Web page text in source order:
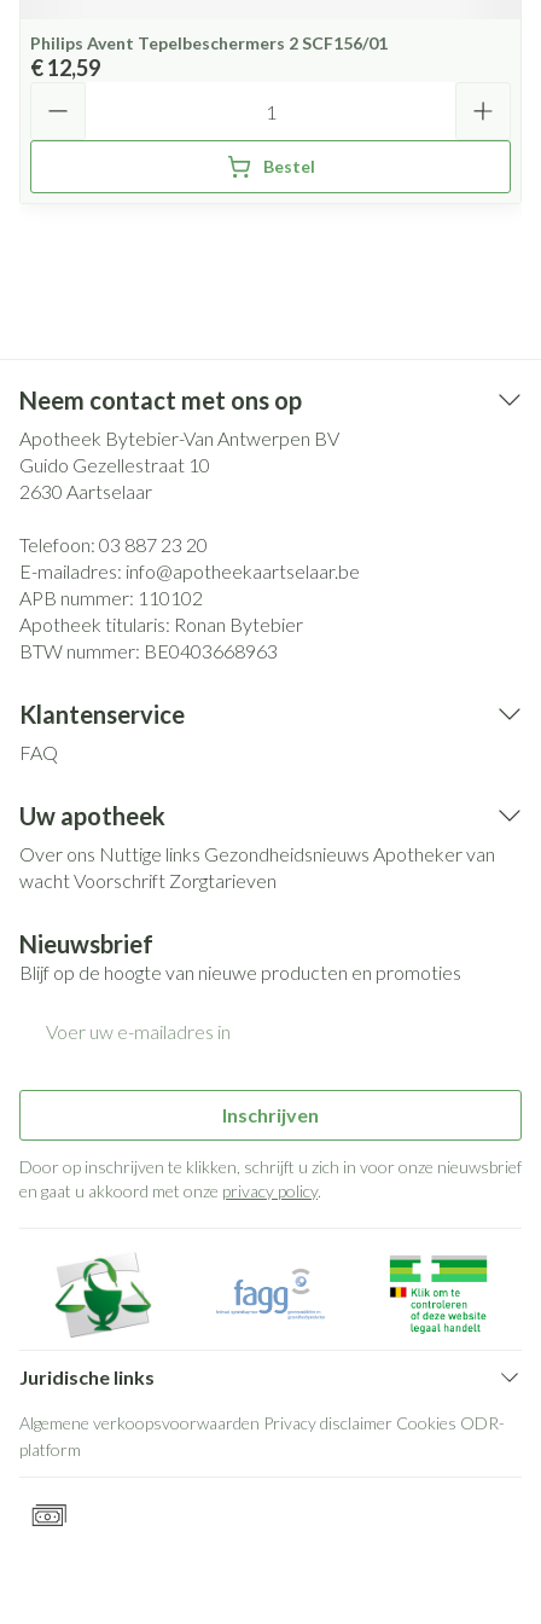
Philips Avent Tepelbeschermers 2 SCF156/01
€ 12,59
Bestel
Neem contact met ons op
Apotheek Bytebier-Van Antwerpen BV
Guido Gezellestraat 10
2630 Aartselaar
Telefoon: 03 887 23 20
E-mailadres: info@apotheekaartselaar.be
APB nummer: 110102
Apotheek titularis: Ronan Bytebier
BTW nummer: BE0403668963
Klantenservice
FAQ
Uw apotheek
Over ons Nuttige links Gezondheidsnieuws Apotheker van
wachtVoorschrift Zorgtarieven
Nieuwsbrief
Blijf op de hoogte van nieuwe producten en promoties
Inschrijven
Door op inschrijven te klikken, schrijft u zich in voor onze nieuwsbrief
en gaat u akkoord met onze privacy policy.
Juridische links
Algemene verkoopsvoorwaarden Privacy disclaimer Cookies ODR-
platform